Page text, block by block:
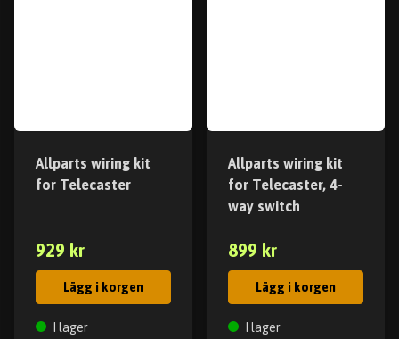
Allparts wiring kit
for Telecaster
929 kr
Lägg i korgen
I lager
Allparts wiring kit
for Telecaster, 4-
way switch
899 kr
Lägg i korgen
I lager